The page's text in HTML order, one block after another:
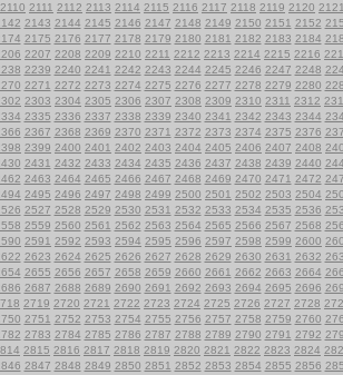
2110 2111 2112 2113 2114 2115 2116 2117 2118 2119 2120 2121
2143 2144 2145 2146 2147 2148 2149 2150 2151 2152
2175 2176 2177 2178 2179 2180 2181 2182 2183 2184
2207 2208 2209 2210 2211 2212 2213 2214 2215 2216
2239 2240 2241 2242 2243 2244 2245 2246 2247 2248
2271 2272 2273 2274 2275 2276 2277 2278 2279 2280
2303 2304 2305 2306 2307 2308 2309 2310 2311 2312
2335 2336 2337 2338 2339 2340 2341 2342 2343 2344
2367 2368 2369 2370 2371 2372 2373 2374 2375 2376
2399 2400 2401 2402 2403 2404 2405 2406 2407 2408
2431 2432 2433 2434 2435 2436 2437 2438 2439 2440
2463 2464 2465 2466 2467 2468 2469 2470 2471 2472
2495 2496 2497 2498 2499 2500 2501 2502 2503 2504
2527 2528 2529 2530 2531 2532 2533 2534 2535 2536
2559 2560 2561 2562 2563 2564 2565 2566 2567 2568
2591 2592 2593 2594 2595 2596 2597 2598 2599 2600
2623 2624 2625 2626 2627 2628 2629 2630 2631 2632
2655 2656 2657 2658 2659 2660 2661 2662 2663 2664
2687 2688 2689 2690 2691 2692 2693 2694 2695 2696
2719 2720 2721 2722 2723 2724 2725 2726 2727 2728
2751 2752 2753 2754 2755 2756 2757 2758 2759 2760
2783 2784 2785 2786 2787 2788 2789 2790 2791 2792
2815 2816 2817 2818 2819 2820 2821 2822 2823 2824
2847 2848 2849 2850 2851 2852 2853 2854 2855 2856